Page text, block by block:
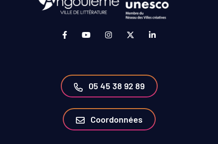
Lien vers le compte Facebook (ouverture
Lien vers la chaîne Youtube
Lien vers le compte
Lien vers le compte
Lien vers le
05 45 38 92 89
Coordonnées